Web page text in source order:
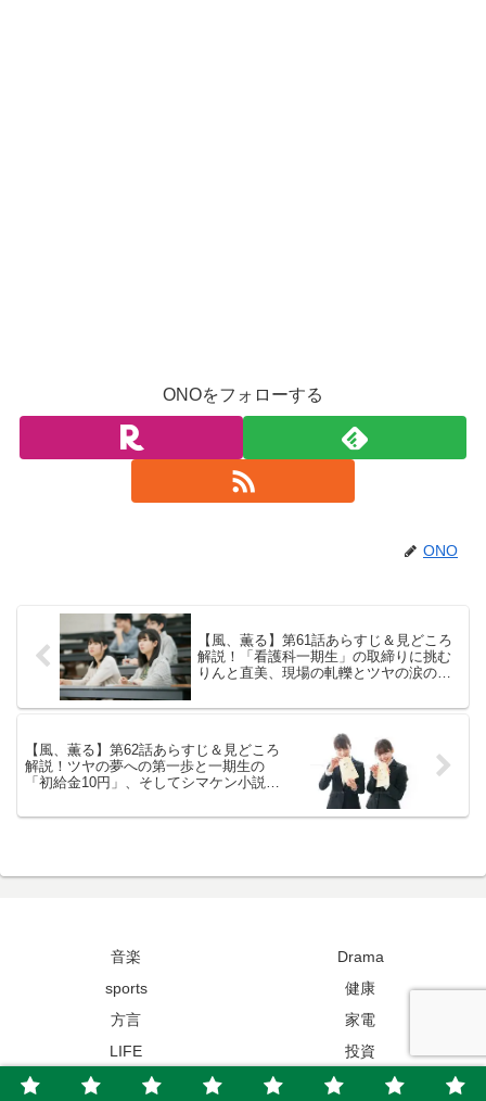
ONOをフォローする
ONO
【風、薫る】第61話あらすじ＆見どころ
解説！「看護科一期生」の取締りに挑む
りんと直美、現場の軋轢とツヤの涙の訴
【風、薫る】第62話あらすじ＆見どころ
解説！ツヤの夢への第一歩と一期生の
「初給金10円」、そしてシマケン小説完
音楽
Drama
sports
健康
方言
家電
LIFE
投資
Copyright © 2020-2026 健康LIFE All Rights Reserved.